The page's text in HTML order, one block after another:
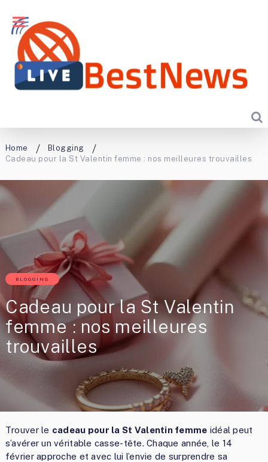
Home
Blogging
Cadeau pour la St Valentin femme : nos meilleures trouvailles
BLOGGING
Cadeau pour la St Valentin
femme : nos meilleures
trouvailles
Trouver le cadeau pour la St Valentin femme idéal peut
s’avérer un véritable casse-tête. Chaque année, le 14
février approche et avec lui l’envie de surprendre sa